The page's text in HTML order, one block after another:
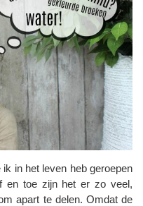
in het leven heb geroepen
en toe zijn het er zo veel,
apart te delen. Omdat de